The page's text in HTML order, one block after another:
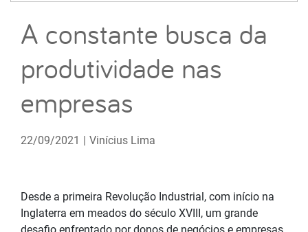
A constante busca da
produtividade nas
empresas
22/09/2021 | Vinícius Lima
Desde a primeira Revolução Industrial, com início na
Inglaterra em meados do século XVIII, um grande
desafio enfrentado por donos de negócios e empresas